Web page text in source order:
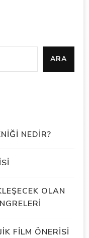
ARA
NEDİR?
OLAN
FİLM ÖNERİSİ